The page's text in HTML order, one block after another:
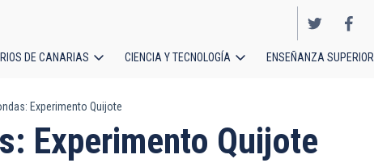
DE CANARIAS CIENCIA Y TECNOLOGÍA ENSEÑANZA SUPERIOR
Experimento Quijote
Experimento Quijote